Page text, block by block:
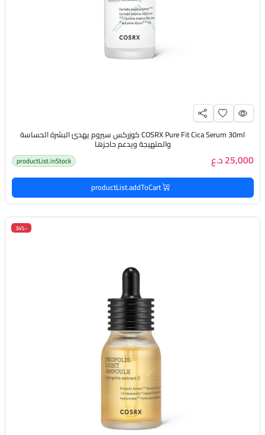
COSRX Pure Fit Cica Serum 30ml كوزركس سيروم يهدئ البشرة الحساسة
والمتهيجة ويدعم حاجزها
25,000 د.ع productList.inStock
productList.addToCart
-34%